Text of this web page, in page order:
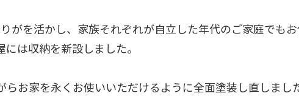
がを活かし、家族それぞれが自立した年代のご家庭でも
は収納を新設しました。
らお家を永くお使いいただけるように全面塗装し直しまし